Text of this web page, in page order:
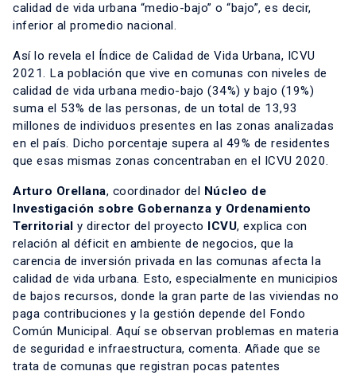
calidad de vida urbana “medio-bajo” o “bajo”, es decir,
inferior al promedio nacional.
Así lo revela el Índice de Calidad de Vida Urbana, ICVU
2021. La población que vive en comunas con niveles de
calidad de vida urbana medio-bajo (34%) y bajo (19%)
suma el 53% de las personas, de un total de 13,93
millones de individuos presentes en las zonas analizadas
en el país. Dicho porcentaje supera al 49% de residentes
que esas mismas zonas concentraban en el ICVU 2020.
Arturo Orellana, coordinador del Núcleo de
Investigación sobre Gobernanza y Ordenamiento
Territorial y director del proyecto ICVU, explica con
relación al déficit en ambiente de negocios, que la
carencia de inversión privada en las comunas afecta la
calidad de vida urbana. Esto, especialmente en municipios
de bajos recursos, donde la gran parte de las viviendas no
paga contribuciones y la gestión depende del Fondo
Común Municipal. Aquí se observan problemas en materia
de seguridad e infraestructura, comenta. Añade que se
trata de comunas que registran pocas patentes